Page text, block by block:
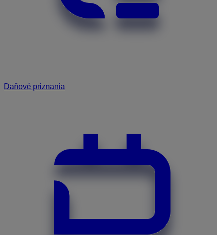
Daňové priznania